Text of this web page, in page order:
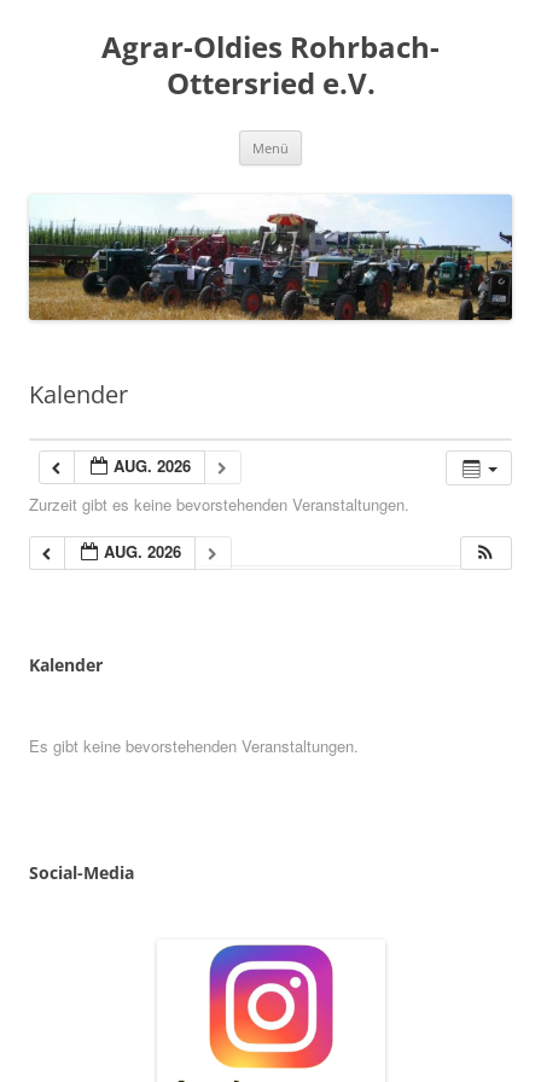
Agrar-Oldies Rohrbach-
Ottersried e.V.
Menü
Kalender
AUG. 2026
Zurzeit gibt es keine bevorstehenden Veranstaltungen.
AUG. 2026
Kalender
Es gibt keine bevorstehenden Veranstaltungen.
Social-Media